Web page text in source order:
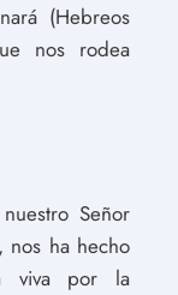
(Hebreos
nos rodea
Señor
nos ha hecho
viva por la